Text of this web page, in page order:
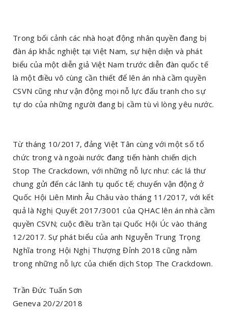
Trong bối cảnh các nhà hoạt động nhân quyền đang bị
đàn áp khắc nghiệt tại Việt Nam, sự hiện diện và phát
biểu của một diễn giả Việt Nam trước diễn đàn quốc tế
là một điều vô cùng cần thiết để lên án nhà cầm quyền
CSVN cũng như vận động mọi nỗ lực đấu tranh cho sự
tự do của những người đang bị cầm tù vì lòng yêu nước.
Từ tháng 10/2017, đảng Việt Tân cùng với một số tổ
chức trong và ngoài nước đang tiến hành chiến dịch
Stop The Crackdown, với những nỗ lực như: các lá thư
chung gửi đến các lãnh tụ quốc tế; chuyến vận động ở
Quốc Hội Liên Minh Âu Châu vào tháng 11/2017, với kết
quả là Nghị Quyết 2017/3001 của QHAC lên án nhà cầm
quyền CSVN; cuộc điều trần tại Quốc Hội Úc vào tháng
12/2017. Sự phát biểu của anh Nguyễn Trung Trọng
Nghĩa trong Hội Nghị Thượng Đỉnh 2018 cũng nằm
trong những nỗ lực của chiến dịch Stop The Crackdown.
Trần Đức Tuấn Sơn
Geneva 20/2/2018